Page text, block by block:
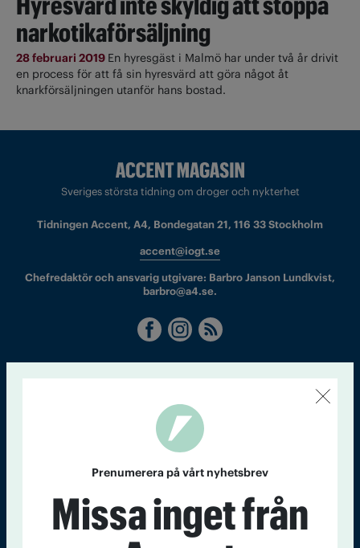
narkotikaförsäljning
28 februari 2019 En hyresgäst i Malmö har under två år drivit
en process för att få sin hyresvärd att göra något åt
knarkförsäljningen utanför hans bostad.
Sveriges största tidning om droger och nykterhet
Tidningen Accent, A4, Bondegatan 21, 116 33 Stockholm
accent@iogt.se
Chefredaktör och ansvarig utgivare: Barbro Janson Lundkvist,
barbro@a4.se.
Accent
Prenumerera på vårt nyhetsbrev
Missa inget från